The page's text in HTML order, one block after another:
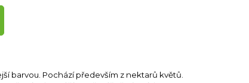
barvou. Pochází především z nektarů květů.